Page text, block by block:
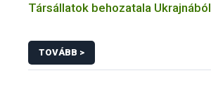
Társállatok behozatala Ukrajnából
TOVÁBB >